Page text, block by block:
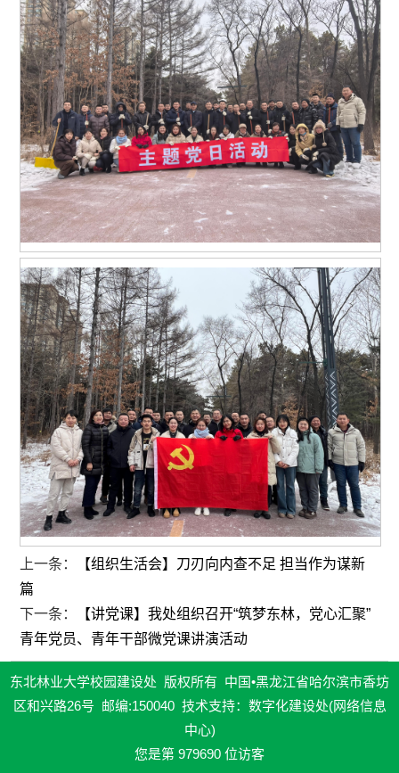
上一条：
【组织生活会】刀刃向内查不足 担当作为谋新
篇
下一条：
【讲党课】我处组织召开“筑梦东林，党心汇聚”
青年党员、青年干部微党课讲演活动
东北林业大学校园建设处 版权所有 中国•黑龙江省哈尔滨市香坊
区和兴路26号 邮编:150040 技术支持：数字化建设处(网络信息
中心)
您是第 979690 位访客